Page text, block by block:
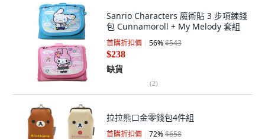
Sanrio Characters 魔術貼 3 步項鍊錢
包 Cunnamoroll + My Melody 套組
首購折扣價 56%$543
$238
缺貨
(2)
拉拉熊口金零錢包4件組
首購折扣價 72%$658